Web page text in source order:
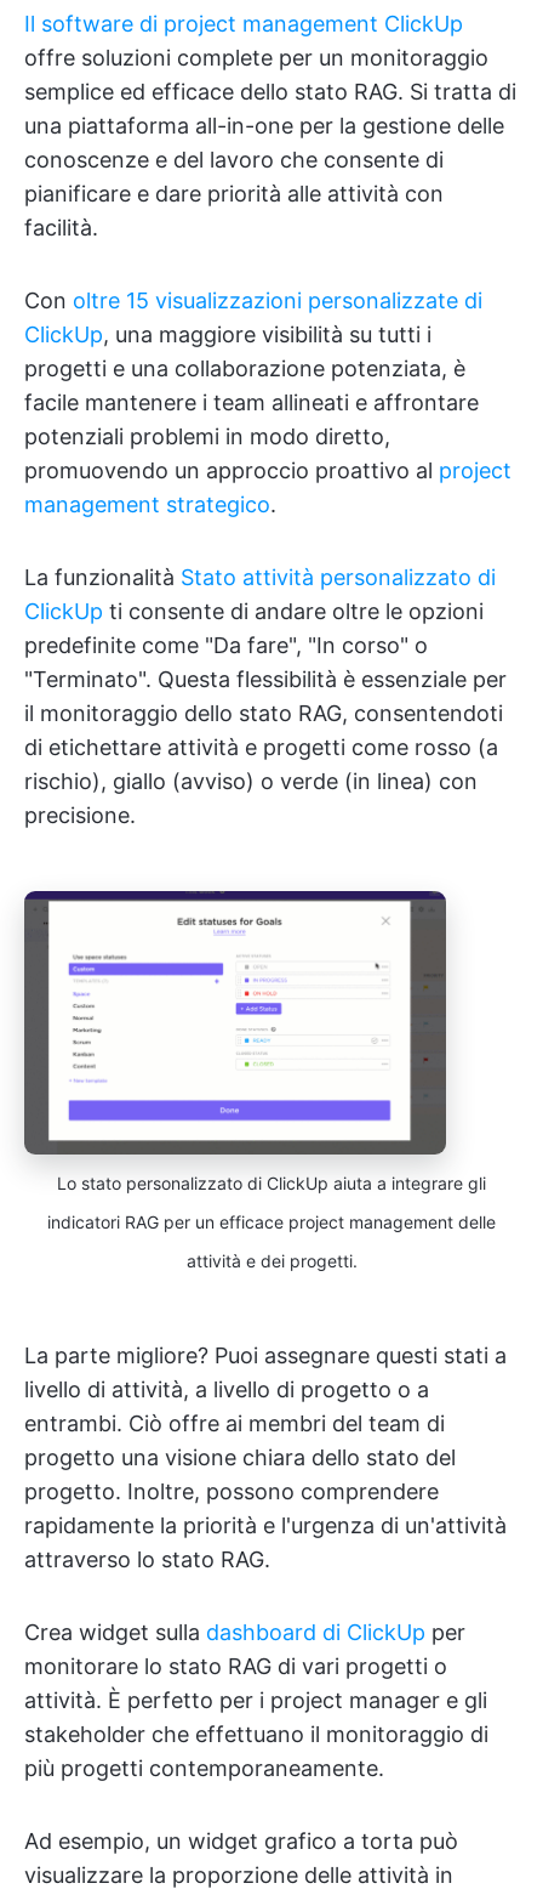
Il software di project management ClickUp
offre soluzioni complete per un monitoraggio
semplice ed efficace dello stato RAG. Si tratta di
una piattaforma all-in-one per la gestione delle
conoscenze e del lavoro che consente di
pianificare e dare priorità alle attività con
facilità.
Con oltre 15 visualizzazioni personalizzate di
ClickUp, una maggiore visibilità su tutti i
progetti e una collaborazione potenziata, è
facile mantenere i team allineati e affrontare
potenziali problemi in modo diretto,
promuovendo un approccio proattivo al project
management strategico.
La funzionalità Stato attività personalizzato di
ClickUp ti consente di andare oltre le opzioni
predefinite come "Da fare", "In corso" o
"Terminato". Questa flessibilità è essenziale per
il monitoraggio dello stato RAG, consentendoti
di etichettare attività e progetti come rosso (a
rischio), giallo (avviso) o verde (in linea) con
precisione.
Lo stato personalizzato di ClickUp aiuta a integrare gli
indicatori RAG per un efficace project management delle
attività e dei progetti.
La parte migliore? Puoi assegnare questi stati a
livello di attività, a livello di progetto o a
entrambi. Ciò offre ai membri del team di
progetto una visione chiara dello stato del
progetto. Inoltre, possono comprendere
rapidamente la priorità e l'urgenza di un'attività
attraverso lo stato RAG.
Crea widget sulla dashboard di ClickUp per
monitorare lo stato RAG di vari progetti o
attività. È perfetto per i project manager e gli
stakeholder che effettuano il monitoraggio di
più progetti contemporaneamente.
Ad esempio, un widget grafico a torta può
visualizzare la proporzione delle attività in